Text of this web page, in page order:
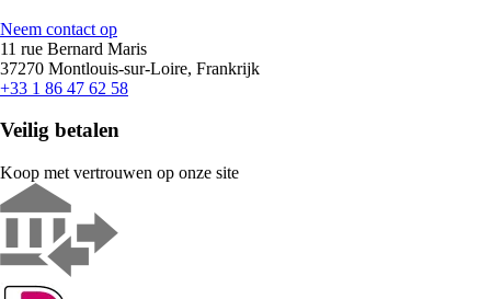
Neem contact op
11 rue Bernard Maris
37270 Montlouis-sur-Loire, Frankrijk
+33 1 86 47 62 58
Veilig betalen
Koop met vertrouwen op onze site